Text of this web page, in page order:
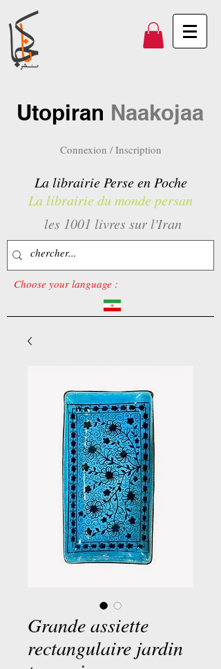
Utopiran Naakojaa
Connexion / Inscription
La librairie Perse en Poche
La librairie du monde persan
les 1001 livres sur l'Iran
Choose your language :
Grande assiette
rectangulaire jardin